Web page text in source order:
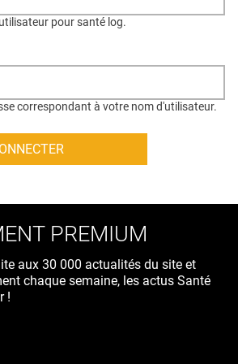
pour santé log.
correspondant à votre nom d'utilisateur.
PREMIUM
aux 30 000 actualités du site et
chaque semaine, les actus Santé
!